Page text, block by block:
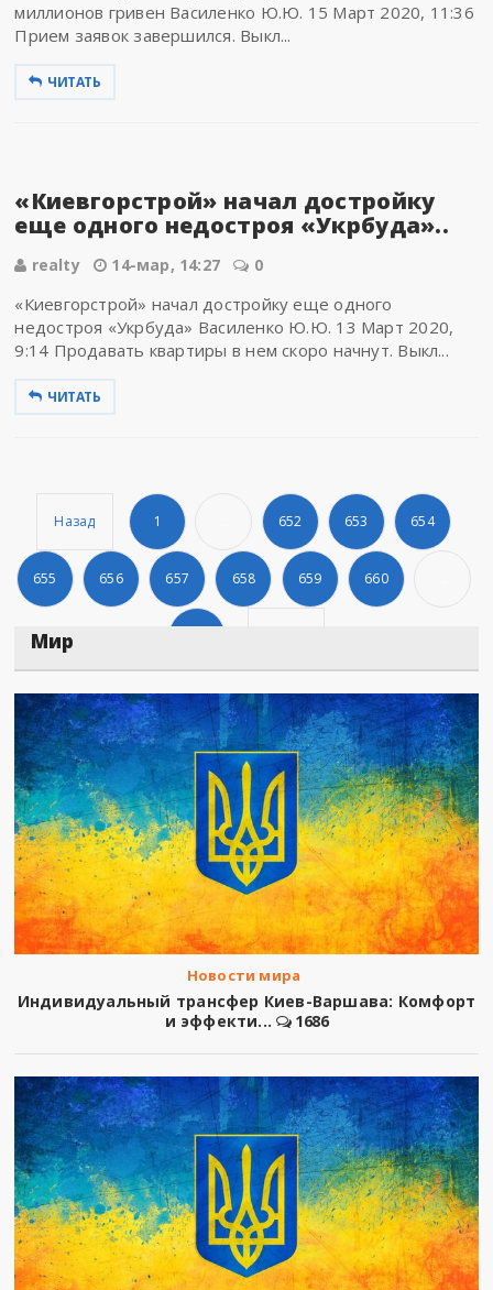
миллионов гривен Василенко Ю.Ю. 15 Март 2020, 11:36
Прием заявок завершился. Выкл...
ЧИТАТЬ
«Киевгорстрой» начал достройку
еще одного недостроя «Укрбуда»..
realty 14-мар, 14:27 0
«Киевгорстрой» начал достройку еще одного
недостроя «Укрбуда» Василенко Ю.Ю. 13 Март 2020,
9:14 Продавать квартиры в нем скоро начнут. Выкл...
ЧИТАТЬ
Назад 1 652 653 654
655 656 657 658 659 660
Мир
Новости мира
Индивидуальный трансфер Киев-Варшава: Комфорт
и эффекти...
1686